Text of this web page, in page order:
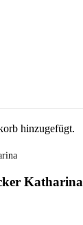
hinzugefügt.
Katharina